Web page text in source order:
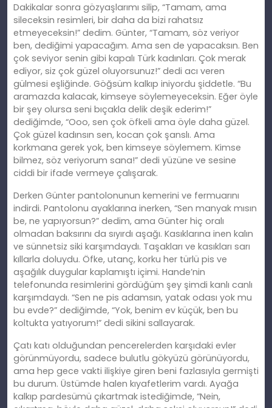
Dakikalar sonra gözyaşlarımı silip, “Tamam, ama
sileceksin resimleri, bir daha da bizi rahatsız
etmeyeceksin!” dedim. Günter, “Tamam, söz veriyor
ben, dediğimi yapacağım. Ama sen de yapacaksın. Ben
çok seviyor senin gibi kapalı Türk kadınları. Çok merak
ediyor, siz çok güzel oluyorsunuz!” dedi acı veren
gülmesi eşliğinde. Göğsüm kalkıp iniyordu şiddetle. “Bu
aramazda kalacak, kimseye söylemeyeceksin. Eğer öyle
bir şey olursa seni bıçakla delik deşik ederim!”
dediğimde, “Ooo, sen çok öfkeli ama öyle daha güzel.
Çok güzel kadınsın sen, kocan çok şanslı. Ama
korkmana gerek yok, ben kimseye söylemem. Kimse
bilmez, söz veriyorum sana!” dedi yüzüne ve sesine
ciddi bir ifade vermeye çalışarak.
Derken Günter pantolonunun kemerini ve fermuarını
indirdi. Pantolonu ayaklarına inerken, “Sen manyak mısın
be, ne yapıyorsun?” dedim, ama Günter hiç oralı
olmadan baksırını da sıyırdı aşağı. Kasıklarına inen kalın
ve sünnetsiz siki karşımdaydı. Taşakları ve kasıkları sarı
kıllarla doluydu. Öfke, utanç, korku her türlü pis ve
aşağılık duygular kaplamıştı içimi. Hande’nin
telefonunda resimlerini gördüğüm şey şimdi kanlı canlı
karşımdaydı. “Sen ne pis adamsın, yatak odası yok mu
bu evde?” dediğimde, “Yok, benim ev küçük, ben bu
koltukta yatıyorum!” dedi sikini sallayarak.
Çatı katı olduğundan pencerelerden karşıdaki evler
görünmüyordu, sadece bulutlu gökyüzü görünüyordu,
ama hep gece vakti ilişkiye giren beni fazlasıyla germişti
bu durum. Üstümde halen kıyafetlerim vardı. Ayağa
kalkıp pardesümü çıkartmak istediğimde, “Nein,